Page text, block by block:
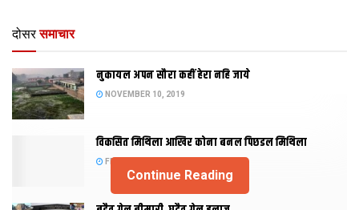
दोसर समाचार
नुकायल अपन सौरा कहीं हेरा नहि जाये
NOVEMBER 10, 2019
विकसित मिथिला आखिर कोना बनल पिछडल मिथिला
FEBRUARY 23, 2019
Continue Reading